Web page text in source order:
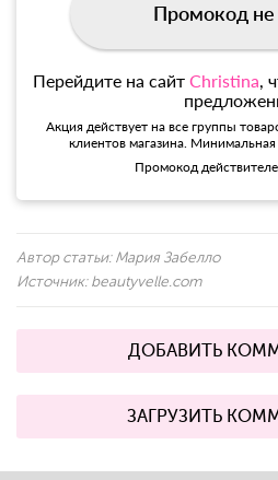
Промокод
Перейдите на сайт Christina,
Акция действует на все группы
клиентов магазина. Минимальная
Промокод
Автор статьи: Мария Забелло
Источник: beautyvelle.com
ДОБАВИТЬ
ЗАГРУЗИТЬ